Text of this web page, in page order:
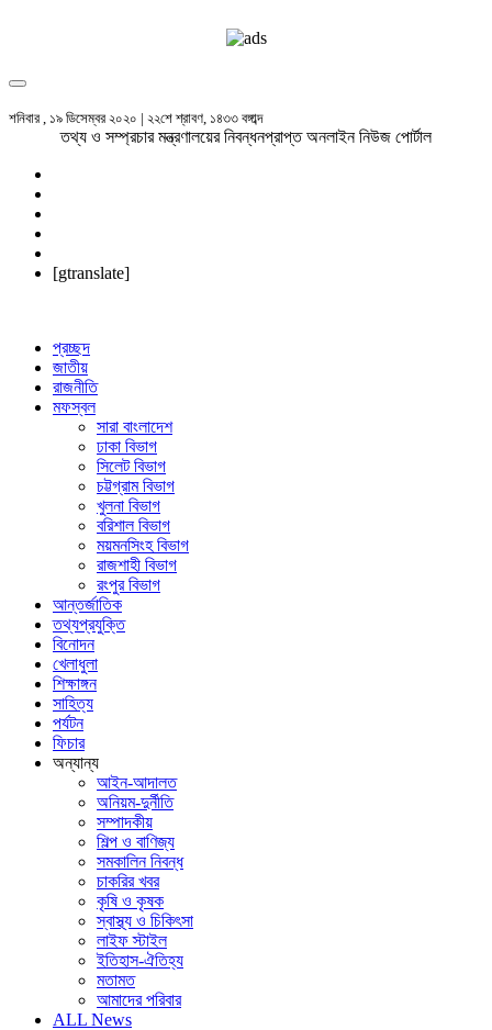
শনিবার , ১৯ ডিসেম্বর ২০২০ | ২২শে শ্রাবণ, ১৪৩৩ বঙ্গাব্দ
তথ্য ও সম্প্রচার মন্ত্রণালয়ের নিবন্ধনপ্রাপ্ত অনলাইন নিউজ পোর্টাল
[gtranslate]
প্রচ্ছদ
জাতীয়
রাজনীতি
মফস্বল
সারা বাংলাদেশ
ঢাকা বিভাগ
সিলেট বিভাগ
চট্টগ্রাম বিভাগ
খুলনা বিভাগ
বরিশাল বিভাগ
ময়মনসিংহ বিভাগ
রাজশাহী বিভাগ
রংপুর বিভাগ
আন্তর্জাতিক
তথ্যপ্রযুক্তি
বিনোদন
খেলাধুলা
শিক্ষাঙ্গন
সাহিত্য
পর্যটন
ফিচার
অন্যান্য
আইন-আদালত
অনিয়ম-দুর্নীতি
সম্পাদকীয়
শিল্প ও বাণিজ্য
সমকালিন নিবন্ধ
চাকরির খবর
কৃষি ও কৃষক
স্বাস্থ্য ও চিকিৎসা
লাইফ স্টাইল
ইতিহাস-ঐতিহ্য
মতামত
আমাদের পরিবার
ALL News